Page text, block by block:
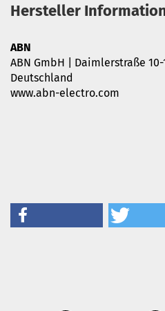
Hersteller
ABN
ABN GmbH | Daimlerstraße 10-
Deutschland
www.abn-electro.com